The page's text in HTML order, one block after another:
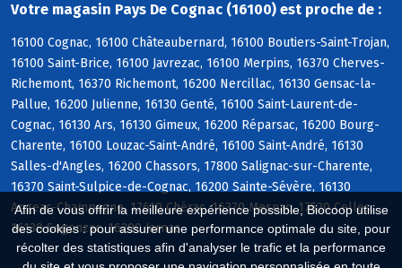
Afin de vous offrir la meilleure expérience possible, Biocoop utilise
des cookies : pour assurer une performance optimale du site, pour
récolter des statistiques afin d'analyser le trafic et la performance
Votre magasin Pays De Cognac (16100) est proche de :
16100 Cognac, 16100 Châteaubernard, 16100 Boutiers-Saint-Trojan,
16100 Saint-Brice, 16100 Javrezac, 16100 Merpins, 16370 Cherves-
Richemont, 16370 Richemont, 16200 Nercillac, 16130 Gensac-la-
Pallue, 16200 Julienne, 16130 Genté, 16100 Saint-Laurent-de-
Cognac, 16130 Ars, 16130 Gimeux, 16200 Réparsac, 16200 Bourg-
Charente, 16100 Louzac-Saint-André, 16100 Saint-André, 16130
Salles-d'Angles, 16200 Chassors, 17800 Salignac-sur-Charente,
16370 Saint-Sulpice-de-Cognac, 16200 Sainte-Sévère, 16130
Angeac-Champagne, 17610 Chérac, 16370 Mesnac, 17520 Celles,
16130 Segonzac, 16200 Jarnac